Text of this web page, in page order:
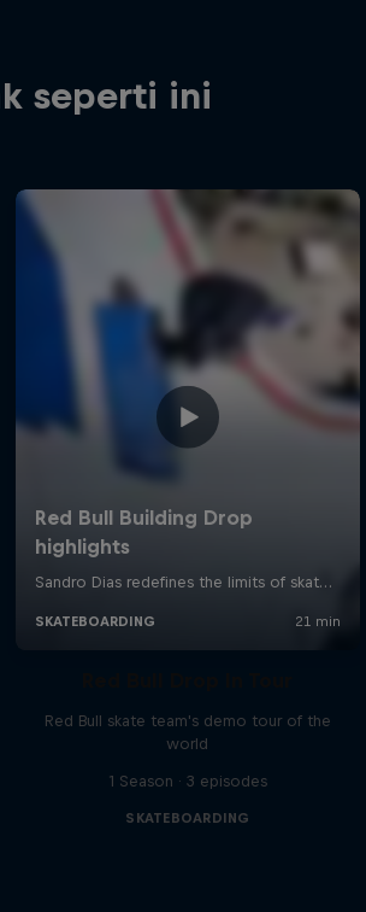
seperti ini
Red Bull skate team's demo tour of the
world
1 Season · 3 episodes
SKATEBOARDING